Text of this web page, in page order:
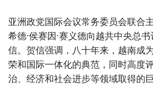
亚洲政党国际会议常务委员会联合
希德·侯赛因·赛义德向越共中央总
信。贺信强调，八十年来，越南成
荣和国际一体化的典范，同时高度
治、经济和社会进步等领域取得的